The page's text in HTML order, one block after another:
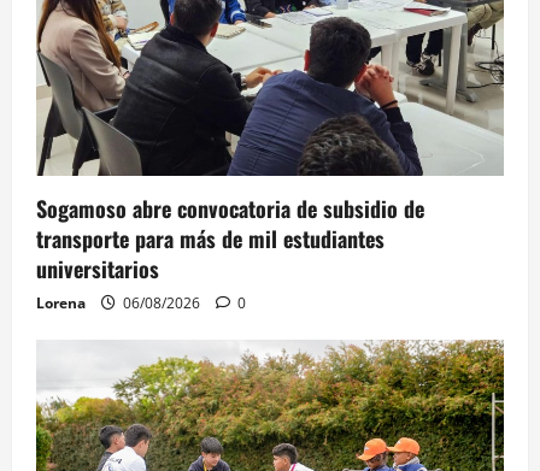
Sogamoso abre convocatoria de subsidio de
transporte para más de mil estudiantes
universitarios
Lorena 06/08/2026 0